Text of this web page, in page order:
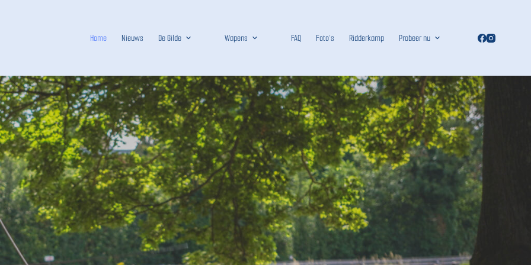
Home
Nieuws De Gilde Wapens FAQ Foto’s Ridderkamp Probeer nu